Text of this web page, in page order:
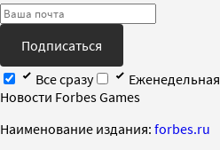
Подписаться
Все сразу
Еженедельная
Новости Forbes Games
Наименование издания: forbes.ru